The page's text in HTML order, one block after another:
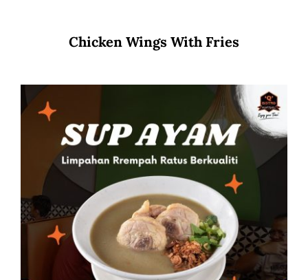
Chicken Wings With Fries